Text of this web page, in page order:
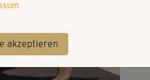
akzeptieren